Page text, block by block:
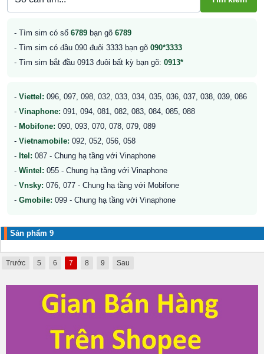
- Tìm sim có số 6789 bạn gõ 6789
- Tìm sim có đầu 090 đuôi 3333 bạn gõ 090*3333
- Tìm sim bắt đầu 0913 đuôi bất kỳ bạn gõ: 0913*
- Viettel: 096, 097, 098, 032, 033, 034, 035, 036, 037, 038, 039, 086
- Vinaphone: 091, 094, 081, 082, 083, 084, 085, 088
- Mobifone: 090, 093, 070, 078, 079, 089
- Vietnamobile: 092, 052, 056, 058
- Itel: 087 - Chung hạ tầng với Vinaphone
- Wintel: 055 - Chung hạ tầng với Vinaphone
- Vnsky: 076, 077 - Chung hạ tầng với Mobifone
- Gmobile: 099 - Chung hạ tầng với Vinaphone
Sản phẩm 9
Trước 5 6 7 8 9 Sau